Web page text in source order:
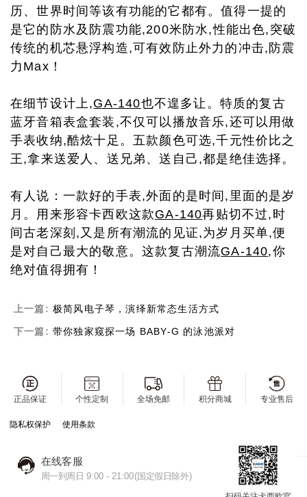
历、世界时间等该有功能的它都有。值得一提的
是它的防水及防震功能,200米防水,性能出色,突破
传统的机芯悬浮构造,可有效防止外力的冲击,防震
力Max！
在细节设计上,GA-140也不遑多让。特质的复古
蓝牙音箱表盒套装,不仅可以播放音乐,还可以用做
手表收纳,酷炫十足。五款颜色可选,千元性价比之
王,拿来送爱人、送兄弟、送自己,都是绝佳选择。
有人说：一款好的手表,外面的是时间,里面的是岁
月。用来形容卡西欧这款GA-140再贴切不过,时
间古老深刻,又是所有潮流的见证,为岁月买单,便
是对自己最大的敬意。这款复古潮流GA-140,你
绝对值得拥有！
上一篇: 极简风电子琴，演绎新常态生活方式
下一篇: 带你独家窥探一场 BABY-G 的泳池派对
正品保证 个性定制 全场免邮 积分商城 专业售后
隐私权保护 使用条款
在线客服
周一到周日 9:00 - 21:00(国定假日除外)